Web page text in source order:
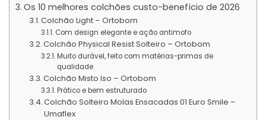
Os 10 melhores colchões custo-benefício de 2026
Colchão Light – Ortobom
Com design elegante e ação antimofo
Colchão Physical Resist Solteiro – Ortobom
Muito durável, feito com matérias-primas de
qualidade
Colchão Misto Iso – Ortobom
Prático e bem estruturado
Colchão Solteiro Molas Ensacadas 01 Euro Smile –
Umaflex